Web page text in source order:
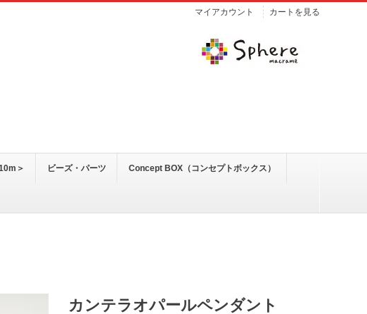
マイアカウント カートを見る
＞ ビーズ・パーツ Concept BOX（コンセプトボックス）
カンテラオパールペンダント